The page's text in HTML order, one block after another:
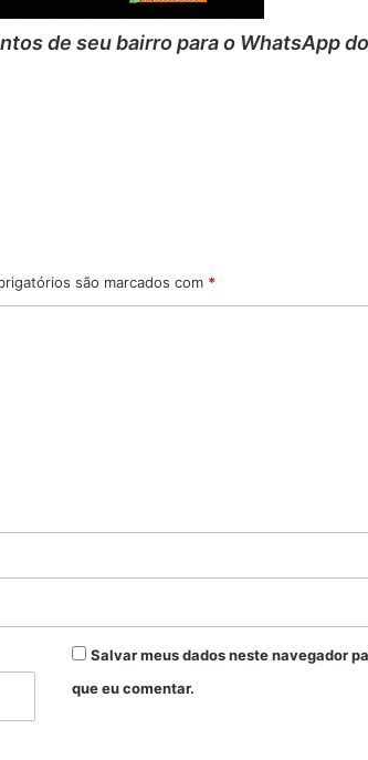
de seu bairro para o WhatsApp
são marcados com *
Salvar meus dados neste navegador
que eu comentar.